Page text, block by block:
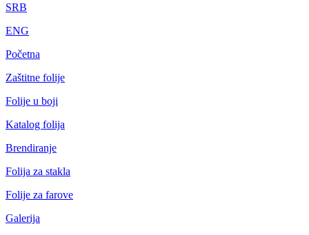
SRB
ENG
Početna
Zaštitne folije
Folije u boji
Katalog folija
Brendiranje
Folija za stakla
Folije za farove
Galerija